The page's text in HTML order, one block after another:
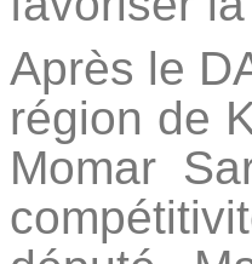
Après le
région de
Momar